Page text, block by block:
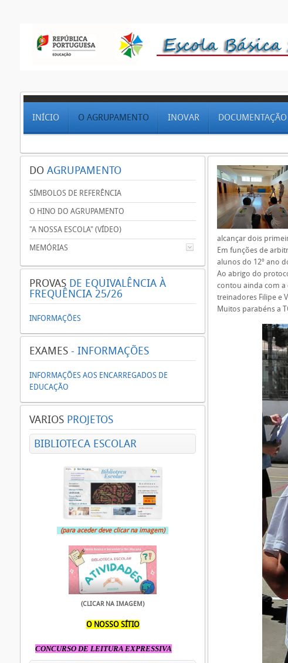
INÍCIO O AGRUPAMENTO INOVAR DOCUMENTAÇÃO
alcançar dois
Em funções de
alunos do 12º ano
Ao abrigo do
contou ainda com
treinadores Filipe e
Muitos parabéns a
DO AGRUPAMENTO
SÍMBOLOS DE REFERÊNCIA
O HINO DO AGRUPAMENTO
"A NOSSA ESCOLA" (VÍDEO)
MEMÓRIAS
PROVAS DE EQUIVALÊNCIA À
FREQUÊNCIA 25/26
INFORMAÇÕES
EXAMES - INFORMAÇÕES
INFORMAÇÕES AOS ENCARREGADOS DE
EDUCAÇÃO
VARIOS PROJETOS
BIBLIOTECA ESCOLAR
(para aceder deve clicar na imagem)
(CLICAR NA IMAGEM)
O NOSSO SÍTIO
CONCURSO DE LEITURA EXPRESSIVA